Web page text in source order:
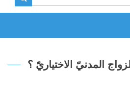
المدنيّ الاختياريّ ؟